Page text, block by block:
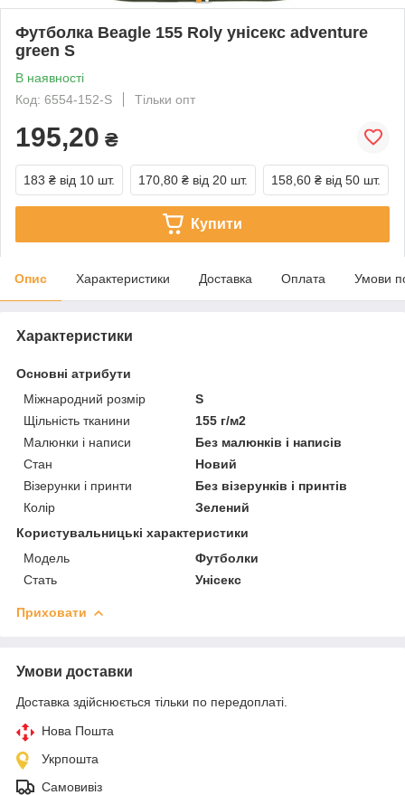
Футболка Beagle 155 Roly унісекс adventure
green S
В наявності
Код: 6554-152-S
Тільки опт
195,20 ₴
183 ₴ від 10 шт. 170,80 ₴ від 20 шт. 158,60 ₴ від 50 шт.
Купити
Опис Характеристики Доставка Оплата Умови
Характеристики
Основні атрибути
Міжнародний розмір
S
Щільність тканини
155 г/м2
Малюнки і написи
Без малюнків і написів
Стан
Новий
Візерунки і принти
Без візерунків і принтів
Колір
Зелений
Користувальницькі характеристики
Мoдель
Футболки
Стать
Унісекс
Приховати
Умови доставки
Доставка здійснюється тільки по передоплаті.
Нова Пошта
Укрпошта
Самовивіз